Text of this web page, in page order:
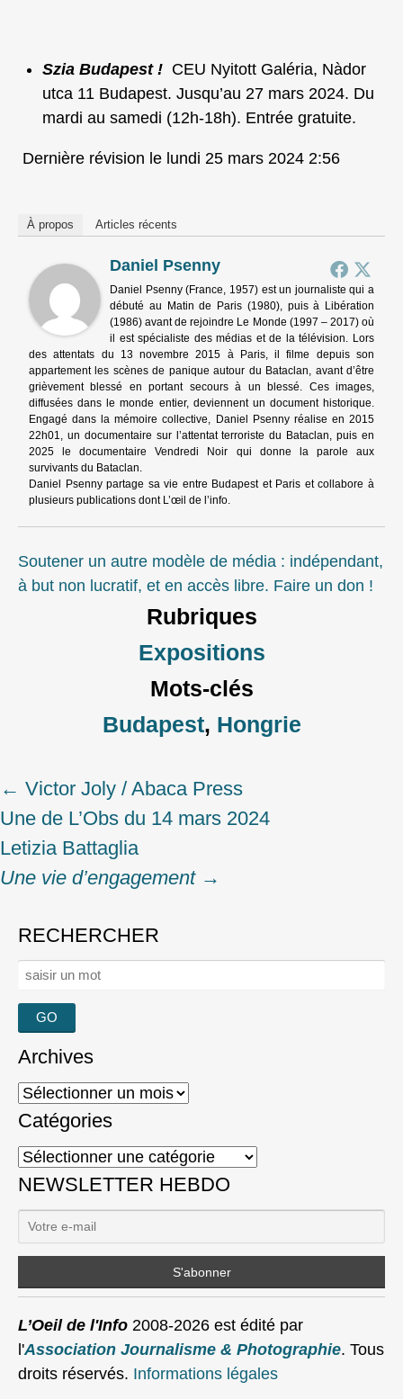
Szia Budapest ! CEU Nyitott Galéria, Nàdor
utca 11 Budapest. Jusqu’au 27 mars 2024. Du
mardi au samedi (12h-18h). Entrée gratuite.
Dernière révision le lundi 25 mars 2024 2:56
À propos Articles récents
Daniel Psenny
Daniel Psenny (France, 1957) est un journaliste qui a
débuté au Matin de Paris (1980), puis à Libération
(1986) avant de rejoindre Le Monde (1997 – 2017) où
il est spécialiste des médias et de la télévision. Lors
des attentats du 13 novembre 2015 à Paris, il filme depuis son
appartement les scènes de panique autour du Bataclan, avant d’être
grièvement blessé en portant secours à un blessé. Ces images,
diffusées dans le monde entier, deviennent un document historique.
Engagé dans la mémoire collective, Daniel Psenny réalise en 2015
22h01, un documentaire sur l’attentat terroriste du Bataclan, puis en
2025 le documentaire Vendredi Noir qui donne la parole aux
survivants du Bataclan.
Daniel Psenny partage sa vie entre Budapest et Paris et collabore à
plusieurs publications dont L’œil de l’info.
Soutener un autre modèle de média : indépendant,
à but non lucratif, et en accès libre. Faire un don !
Rubriques
Expositions
Mots-clés
Budapest, Hongrie
Post
navigation
← Victor Joly / Abaca Press
Une de L’Obs du 14 mars 2024
Letizia Battaglia
Une vie d’engagement →
RECHERCHER
Rechercher :
Archives
Archives
Catégories
Catégories
NEWSLETTER HEBDO
L’Oeil de l'Info 2008-2026 est édité par
l'Association Journalisme & Photographie. Tous
droits réservés. Informations légales